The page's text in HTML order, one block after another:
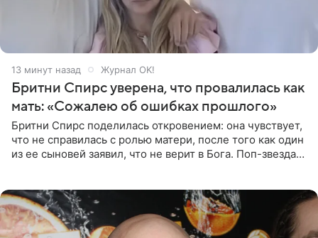
13 минут назад Журнал OK!
Бритни Спирс уверена, что провалилась как
мать: «Сожалею об ошибках прошлого»
Бритни Спирс поделилась откровением: она чувствует,
что не справилась с ролью матери, после того как один
из ее сыновей заявил, что не верит в Бога. Поп-звезда